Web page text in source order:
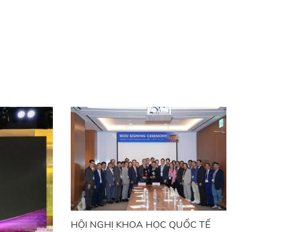
HỘI NGHỊ KHOA HỌC QUỐC TẾ